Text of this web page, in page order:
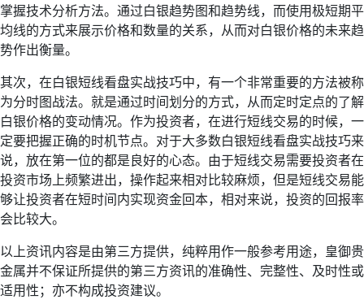
掌握技术分析方法。通过白银趋势图和趋势线，而使用极短期平
均线的方式来展示价格和数量的关系，从而对白银价格的未来趋
势作出衡量。
其次，在白银短线看盘实战技巧中，有一个非常重要的方法被称
为分时图战法。就是通过时间划分的方式，从而定时定点的了解
白银价格的变动情况。作为投资者，在进行短线交易的时候，一
定要把握正确的时机节点。对于大多数白银短线看盘实战技巧来
说，放在第一位的都是良好的心态。由于短线交易需要投资者在
投资市场上频繁进出，操作起来相对比较麻烦，但是短线交易能
够让投资者在短时间内实现资金回本，相对来说，投资的回报率
会比较大。
以上资讯内容是由第三方提供，纯粹用作一般参考用途，皇御贵
金属并不保证所提供的第三方资讯的准确性、完整性、及时性或
适用性；亦不构成投资建议。